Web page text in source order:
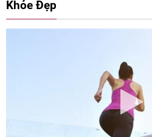
Khỏe Đẹp